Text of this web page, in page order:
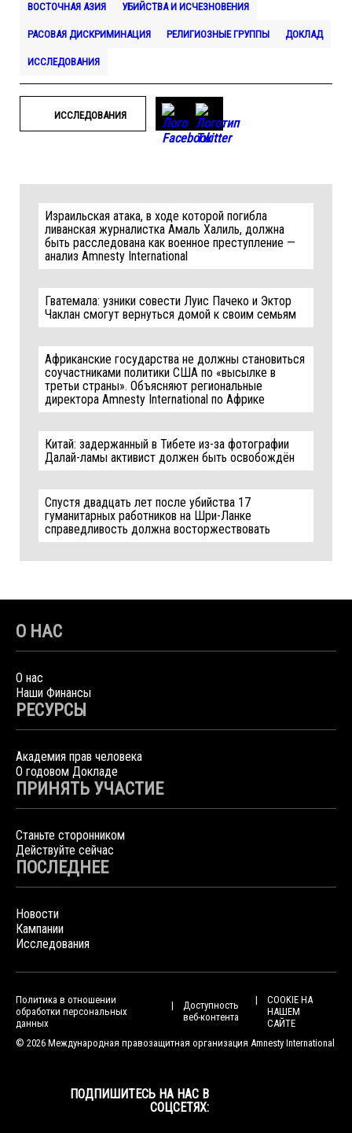
ВОСТОЧНАЯ АЗИЯ УБИЙСТВА И ИСЧЕЗНОВЕНИЯ
РАСОВАЯ ДИСКРИМИНАЦИЯ РЕЛИГИОЗНЫЕ ГРУППЫ ДОКЛАД
ИССЛЕДОВАНИЯ
ИССЛЕДОВАНИЯ
Израильская атака, в ходе которой погибла
ливанская журналистка Амаль Халиль, должна
быть расследована как военное преступление —
анализ Amnesty International
Гватемала: узники совести Луис Пачеко и Эктор
Чаклан смогут вернуться домой к своим семьям
Африканские государства не должны становиться
соучастниками политики США по «высылке в
третьи страны». Объясняют региональные
директора Amnesty International по Африке
Китай: задержанный в Тибете из-за фотографии
Далай-ламы активист должен быть освобождён
Спустя двадцать лет после убийства 17
гуманитарных работников на Шри-Ланке
справедливость должна восторжествовать
О НАС
О нас
Наши Финансы
РЕСУРСЫ
Академия прав человека
О годовом Докладе
ПРИНЯТЬ УЧАСТИЕ
Станьте сторонником
Действуйте сейчас
ПОСЛЕДНЕЕ
Новости
Кампании
Исследования
Политика в отношении
обработки персональных
данных
Доступность
веб-контента
COOKIE НА
НАШЕМ
САЙТЕ
© 2026 Международная правозащитная организация Amnesty International
ПОДПИШИТЕСЬ НА НАС В
СОЦСЕТЯХ: